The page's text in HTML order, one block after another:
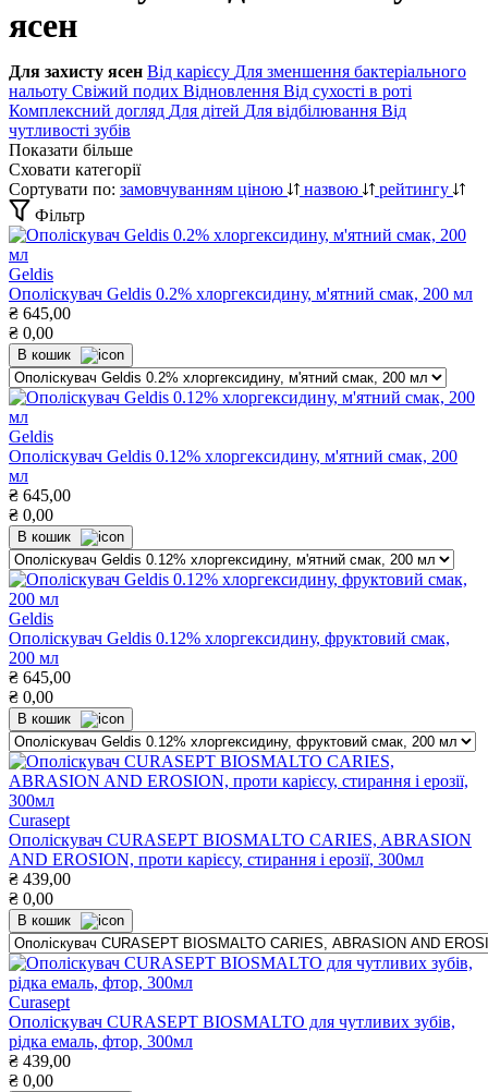
ясен
Для захисту ясен Від карієсу Для зменшення бактеріального
нальоту Свіжий подих Відновлення Від сухості в роті
Комплексний догляд Для дітей Для відбілювання Від
чутливості зубів
Показати більше
Сховати категорії
Сортувати по: замовчуванням ціною назвою
рейтингу
Фільтр
Geldis
Ополіскувач Geldis 0.2% хлоргексидину, м'ятний смак, 200 мл
₴ 645,00
₴ 0,00
В кошик
Geldis
Ополіскувач Geldis 0.12% хлоргексидину, м'ятний смак, 200
мл
₴ 645,00
₴ 0,00
В кошик
Geldis
Ополіскувач Geldis 0.12% хлоргексидину, фруктовий смак,
200 мл
₴ 645,00
₴ 0,00
В кошик
Curasept
Ополіскувач CURASEPТ BIOSMALTO CARIES, ABRASION
AND EROSION, проти карієсу, стирання і ерозії, 300мл
₴ 439,00
₴ 0,00
В кошик
Curasept
Ополіскувач CURASEPТ BIOSMALTO для чутливих зубів,
рідка емаль, фтор, 300мл
₴ 439,00
₴ 0,00